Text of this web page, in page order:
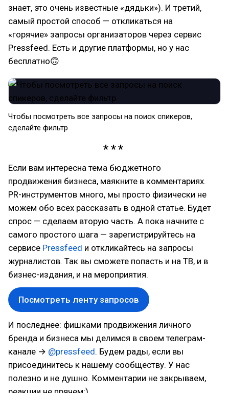
знает, это очень известные «дядьки»). И третий,
самый простой способ — откликаться на
«горячие» запросы организаторов через сервис
Pressfeed. Есть и другие платформы, но у нас
бесплатно🙃
Чтобы посмотреть все запросы на поиск спикеров,
сделайте фильтр
Если вам интересна тема бюджетного
продвижения бизнеса, маякните в комментариях.
PR-инструментов много, мы просто физически не
можем обо всех рассказать в одной статье. Будет
спрос — сделаем вторую часть. А пока начните с
самого простого шага — зарегистрируйтесь на
сервисе Pressfeed и откликайтесь на запросы
журналистов. Так вы сможете попасть и на ТВ, и в
бизнес-издания, и на мероприятия.
Посмотреть ленту запросов
И последнее: фишками продвижения личного
бренда и бизнеса мы делимся в своем телеграм-
канале → @pressfeed. Будем рады, если вы
присоединитесь к нашему сообществу. У нас
полезно и не душно. Комментарии не закрываем,